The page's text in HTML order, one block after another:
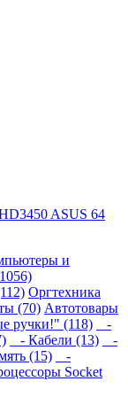
ASUS 64
и
Оргтехника
(70) Автотовары
ручки!" (118)
-
- Кабели (13)
-
(15)
-
Socket